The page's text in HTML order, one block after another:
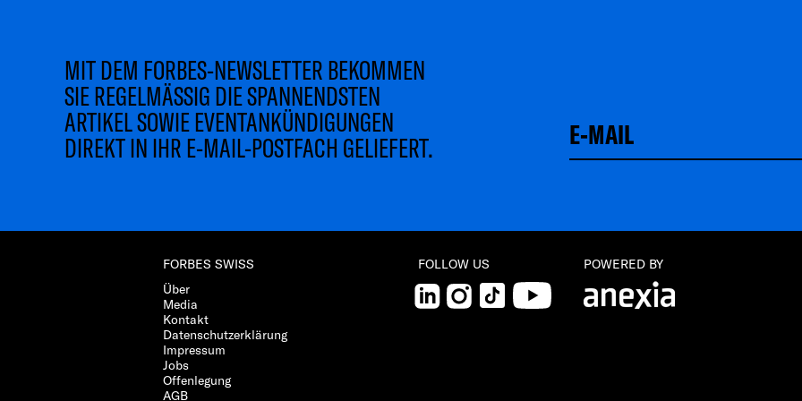
MIT DEM FORBES-NEWSLETTER BEKOMMEN
SIE REGELMÄSSIG DIE SPANNENDSTEN
ARTIKEL SOWIE EVENTANKÜNDIGUNGEN
DIREKT IN IHR E-MAIL-POSTFACH GELIEFERT.
FORBES SWISS
Über
Media
Kontakt
Datenschutzerklärung
Impressum
Jobs
Offenlegung
AGB
FOLLOW US
LinkedInInstagram
TikTok YouTube
POWERED BY